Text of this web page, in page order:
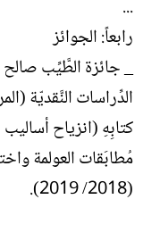
...
رابعاً: الجوائز
_ جائزة الطَّيِّب صالح
الدِّراسات النَّقديّة
كتابِهِ (انزياح
مُطابَقات العولمة
(2018/ 2019).